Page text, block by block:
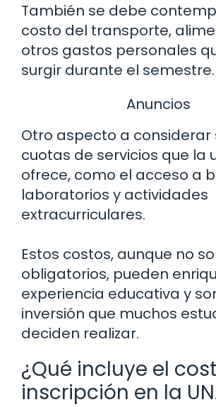
También se debe
costo del transporte,
otros gastos personales
surgir durante el semestre.
Anuncios
Otro aspecto a considerar
cuotas de servicios que la
ofrece, como el acceso a
laboratorios y actividades
extracurriculares.
Estos costos, aunque no
obligatorios, pueden
experiencia educativa y
inversión que muchos
deciden realizar.
¿Qué incluye el
inscripción en la